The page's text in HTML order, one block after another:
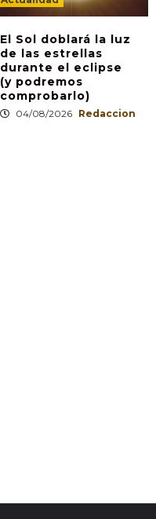
El Sol doblará la luz
de las estrellas
durante el eclipse
(y podremos
comprobarlo)
04/08/2026 Redaccion